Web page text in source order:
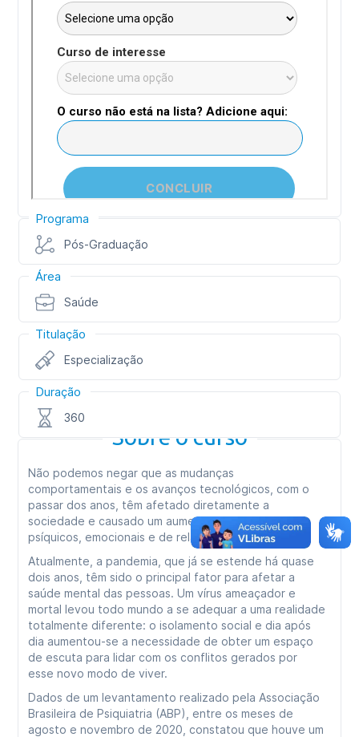
Programa
Pós-Graduação
Área
Saúde
Titulação
Especialização
Duração
360
Sobre o curso
Não podemos negar que as mudanças
comportamentais e os avanços tecnológicos, com o
passar dos anos, têm afetado diretamente a
sociedade e causado um aumento nos conflitos
psíquicos, emocionais e de relações humanas.
Atualmente, a pandemia, que já se estende há quase
dois anos, têm sido o principal fator para afetar a
saúde mental das pessoas. Um vírus ameaçador e
mortal levou todo mundo a se adequar a uma realidade
totalmente diferente: o isolamento social e dia após
dia aumentou-se a necessidade de obter um espaço
de escuta para lidar com os conflitos gerados por
esse novo modo de viver.
Dados de um levantamento realizado pela Associação
Brasileira de Psiquiatria (ABP), entre os meses de
agosto e novembro de 2020, constatou que houve um